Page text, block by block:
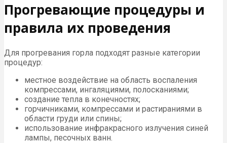
Прогревающие процедуры и
правила их проведения
Для прогревания горла подходят разные категории
процедур:
местное воздействие на область воспаления
компрессами, ингаляциями, полосканиями;
создание тепла в конечностях;
горчичниками, компрессами и растираниями в
области груди или спины;
использование инфракрасного излучения синей
лампы, песочных ванн.